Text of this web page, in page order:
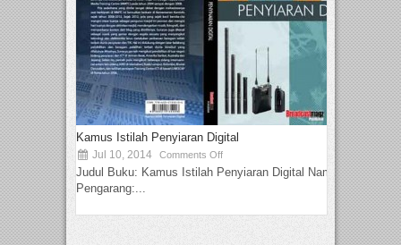
Kamus Istilah Penyiaran Digital
Jul 10, 2014 Comments Off
Judul Buku: Kamus Istilah Penyiaran Digital Nama
Pengarang:...